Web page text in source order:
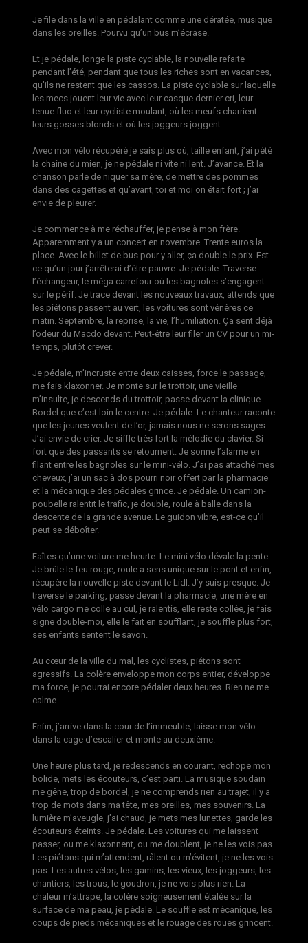
Je file dans la ville en pédalant comme une dératée, musique
dans les oreilles. Pourvu qu’un bus m’écrase.
Et je pédale, longe la piste cyclable, la nouvelle refaite
pendant l’été, pendant que tous les riches sont en vacances,
qu’ils ne restent que les cassos. La piste cyclable sur laquelle
les mecs jouent leur vie avec leur casque dernier cri, leur
tenue fluo et leur cycliste moulant, où les meufs charrient
leurs gosses blonds et où les joggeurs joggent.
Avec mon vélo récupéré je sais plus où, taille enfant, j’ai pété
la chaine du mien, je ne pédale ni vite ni lent. J’avance. Et la
chanson parle de niquer sa mère, de mettre des pommes
dans des cagettes et qu’avant, toi et moi on était fort ; j’ai
envie de pleurer.
Je commence à me réchauffer, je pense à mon frère.
Apparemment y a un concert en novembre. Trente euros la
place. Avec le billet de bus pour y aller, ça double le prix. Est-
ce qu’un jour j’arrêterai d’être pauvre. Je pédale. Traverse
l’échangeur, le méga carrefour où les bagnoles s’engagent
sur le périf. Je trace devant les nouveaux travaux, attends que
les piétons passent au vert, les voitures sont vénères ce
matin. Septembre, la reprise, la vie, l’humiliation. Ça sent déjà
l’odeur du Macdo devant. Peut-être leur filer un CV pour un mi-
temps, plutôt crever.
Je pédale, m’incruste entre deux caisses, force le passage,
me fais klaxonner. Je monte sur le trottoir, une vieille
m’insulte, je descends du trottoir, passe devant la clinique.
Bordel que c’est loin le centre. Je pédale. Le chanteur raconte
que les jeunes veulent de l’or, jamais nous ne serons sages.
J’ai envie de crier. Je siffle très fort la mélodie du clavier. Si
fort que des passants se retournent. Je sonne l’alarme en
filant entre les bagnoles sur le mini-vélo. J’ai pas attaché mes
cheveux, j’ai un sac à dos pourri noir offert par la pharmacie
et la mécanique des pédales grince. Je pédale. Un camion-
poubelle ralentit le trafic, je double, roule à balle dans la
descente de la grande avenue. Le guidon vibre, est-ce qu’il
peut se déboîter.
Faîtes qu’une voiture me heurte. Le mini vélo dévale la pente.
Je brûle le feu rouge, roule a sens unique sur le pont et enfin,
récupère la nouvelle piste devant le Lidl. J’y suis presque. Je
traverse le parking, passe devant la pharmacie, une mère en
vélo cargo me colle au cul, je ralentis, elle reste collée, je fais
signe double-moi, elle le fait en soufflant, je souffle plus fort,
ses enfants sentent le savon.
Au cœur de la ville du mal, les cyclistes, piétons sont
agressifs. La colère enveloppe mon corps entier, développe
ma force, je pourrai encore pédaler deux heures. Rien ne me
calme.
Enfin, j’arrive dans la cour de l’immeuble, laisse mon vélo
dans la cage d’escalier et monte au deuxième.
Une heure plus tard, je redescends en courant, rechope mon
bolide, mets les écouteurs, c’est parti. La musique soudain
me gêne, trop de bordel, je ne comprends rien au trajet, il y a
trop de mots dans ma tête, mes oreilles, mes souvenirs. La
lumière m’aveugle, j’ai chaud, je mets mes lunettes, garde les
écouteurs éteints. Je pédale. Les voitures qui me laissent
passer, ou me klaxonnent, ou me doublent, je ne les vois pas.
Les piétons qui m’attendent, râlent ou m’évitent, je ne les vois
pas. Les autres vélos, les gamins, les vieux, les joggeurs, les
chantiers, les trous, le goudron, je ne vois plus rien. La
chaleur m’attrape, la colère soigneusement étalée sur la
surface de ma peau, je pédale. Le souffle est mécanique, les
coups de pieds mécaniques et le rouage des roues grincent.